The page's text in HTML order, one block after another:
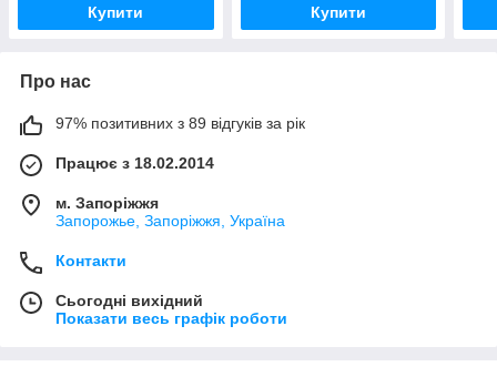
Купити Купити
Про нас
97% позитивних з 89 відгуків за рік
Працює з 18.02.2014
м. Запоріжжя
Запорожье, Запоріжжя, Україна
Контакти
Сьогодні вихідний
Показати весь графік роботи